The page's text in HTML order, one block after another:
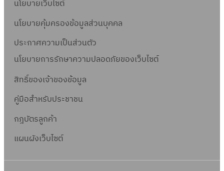
นโยบายเว็บไซต์
นโยบายคุ้มครองข้อมูลส่วนบุคคล
ประกาศความเป็นส่วนตัว
นโยบายการรักษาความปลอดภัยของเว็บไซต์
สิทธิ์ของเจ้าของข้อมูล
คู่มือสำหรับประชาชน
กฎบัตรลูกค้า
แผนผังเว็บไซต์